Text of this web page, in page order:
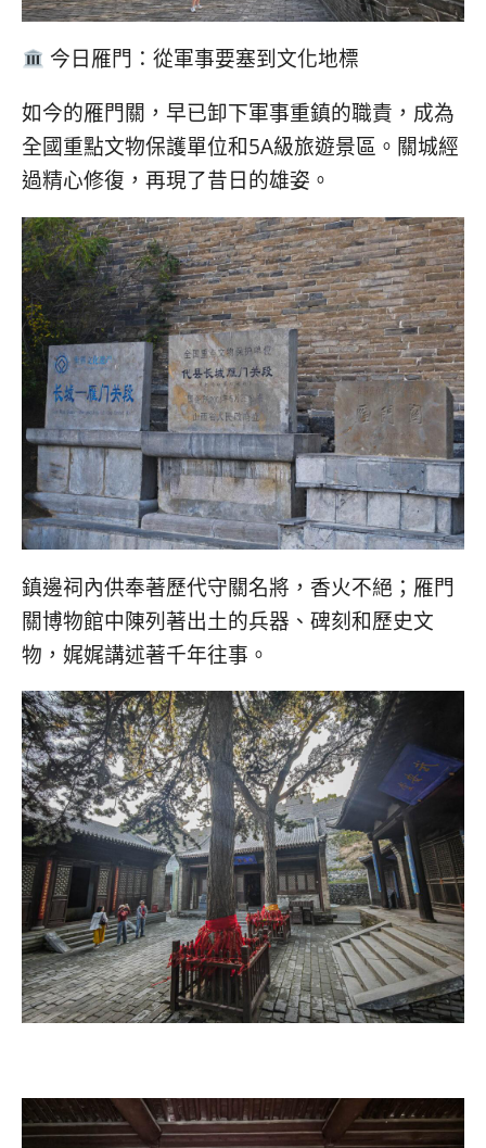
今日雁門：從軍事要塞到文化地標
如今的雁門關，早已卸下軍事重鎮的職責，成為
全國重點文物保護單位和5A級旅遊景區。關城經
過精心修復，再現了昔日的雄姿。
鎮邊祠內供奉著歷代守關名將，香火不絕；雁門
關博物館中陳列著出土的兵器、碑刻和歷史文
物，娓娓講述著千年往事。